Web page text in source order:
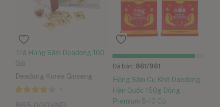
Trà Hồng Sâm Deadong 100
Gói
Deadong Korea Ginseng
1
Đã bán: 861/961
Hồng Sâm Củ Khô Daedong
Hàn Quốc 150g Dòng
Premium 6-10 Củ